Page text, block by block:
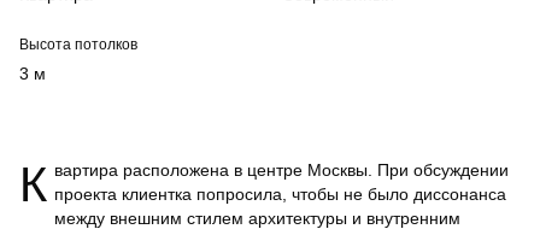
Высота потолков
3 м
Квартира расположена в центре Москвы. При обсуждении проекта клиентка попросила, чтобы не было диссонанса
между внешним стилем архитектуры и внутренним